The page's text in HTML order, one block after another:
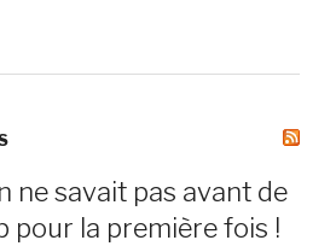
ne savait pas avant de
pour la première fois !